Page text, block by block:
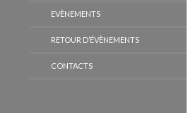
EVÈNEMENTS
RETOUR D’ÉVÈNEMENTS
CONTACTS